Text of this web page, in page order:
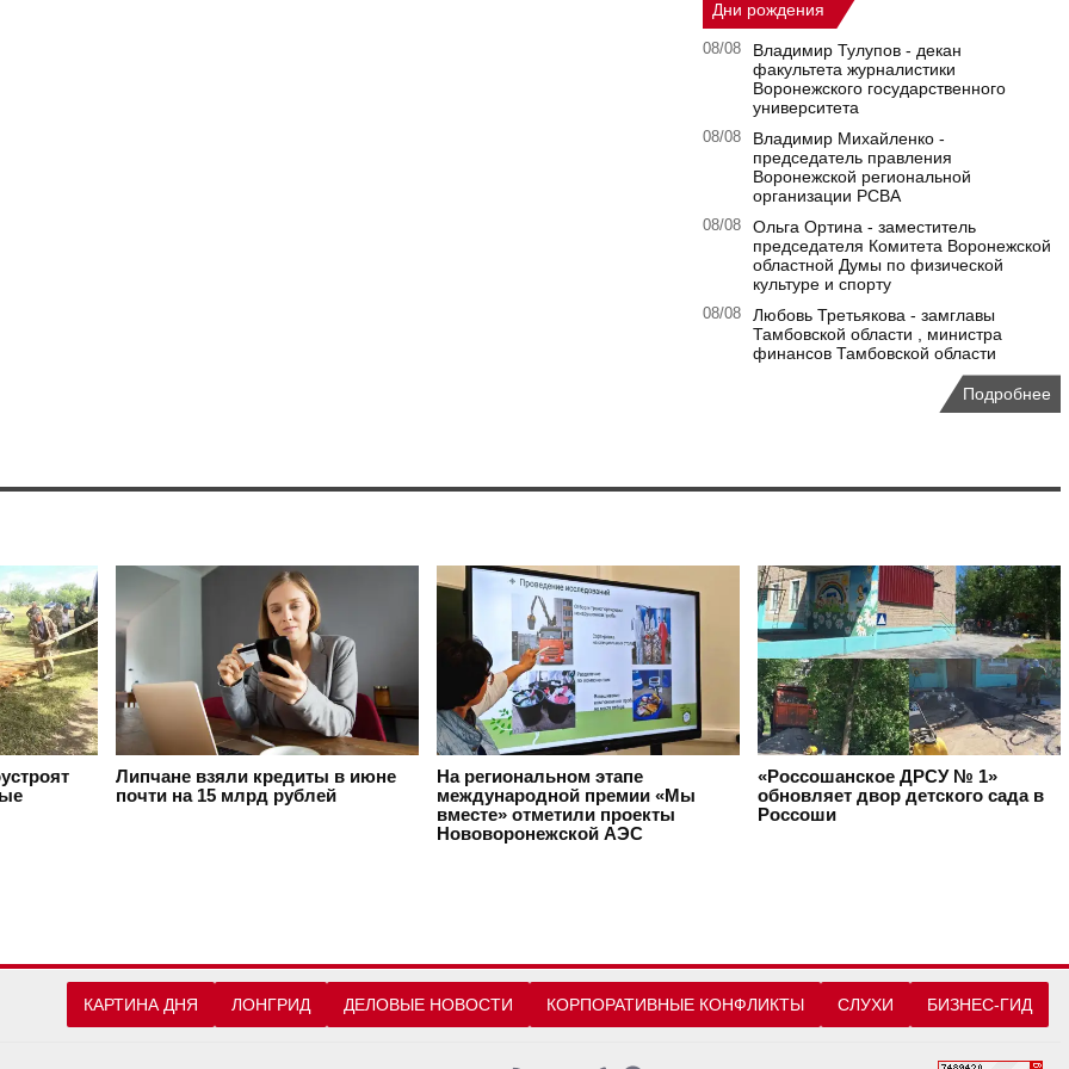
Дни рождения
08/08
Владимир Тулупов - декан
факультета журналистики
Воронежского государственного
университета
08/08
Владимир Михайленко -
председатель правления
Воронежской региональной
организации РСВА
08/08
Ольга Ортина - заместитель
председателя Комитета Воронежской
областной Думы по физической
культуре и спорту
08/08
Любовь Третьякова - замглавы
Тамбовской области , министра
финансов Тамбовской области
Подробнее
Липчане взяли кредиты в июне
почти на 15 млрд рублей
На региональном этапе
международной премии «Мы
вместе» отметили проекты
Нововоронежской АЭС
«Россошанское ДРСУ № 1»
обновляет двор детского сада в
Россоши
КАРТИНА ДНЯ ЛОНГРИД ДЕЛОВЫЕ НОВОСТИ КОРПОРАТИВНЫЕ КОНФЛИКТЫ СЛУХИ БИЗНЕС-ГИД